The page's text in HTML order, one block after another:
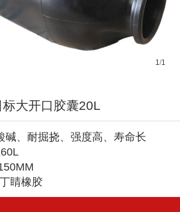
1 /1
标大开口胶囊20L
碱、耐掘挠、强度高、寿命长
睛橡胶